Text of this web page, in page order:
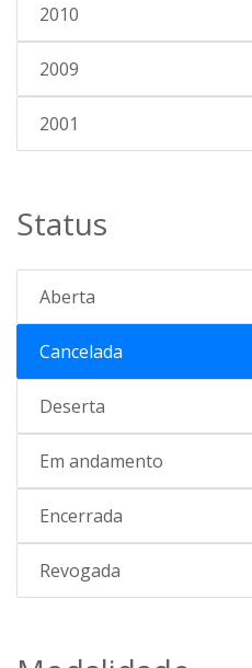
2010
2009
2001
Status
Aberta
Cancelada
Deserta
Em andamento
Encerrada
Revogada